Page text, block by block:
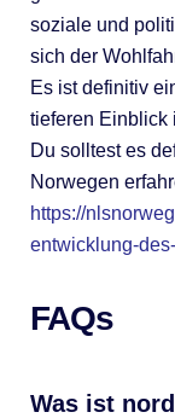
soziale und
sich der
Es ist definitiv
tieferen Einblick
Du solltest es
Norwegen
https://
entwicklung-
FAQs
Was ist